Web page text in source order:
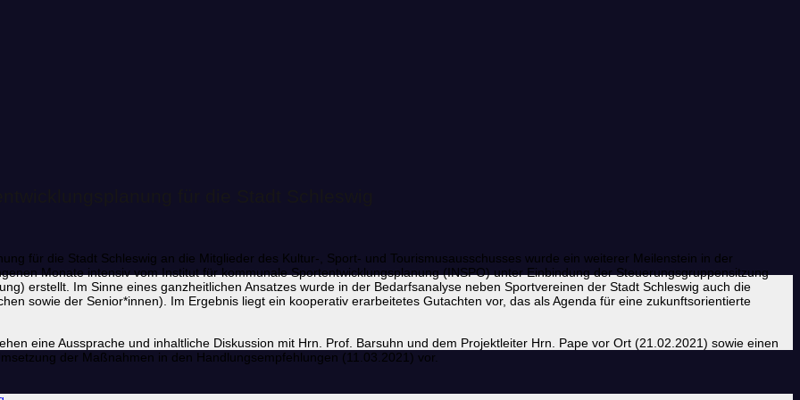
für die Stadt Schleswig
für die Stadt Schleswig an die Mitglieder des Kultur-, Sport- und Tourismusausschusses wurde ein weiterer Meilenstein in der
Monate intensiv vom Institut für kommunale Sportentwicklungsplanung (INSPO) unter Einbindung der Steuerungsgruppensitzung
erstellt. Im Sinne eines ganzheitlichen Ansatzes wurde in der Bedarfsanalyse neben Sportvereinen der Stadt Schleswig auch die
sowie der Senior*innen). Im Ergebnis liegt ein kooperativ erarbeitetes Gutachten vor, das als Agenda für eine zukunftsorientierte
eine Aussprache und inhaltliche Diskussion mit Hrn. Prof. Barsuhn und dem Projektleiter Hrn. Pape vor Ort (21.02.2021) sowie einen
der Maßnahmen in den Handlungsempfehlungen (11.03.2021) vor.